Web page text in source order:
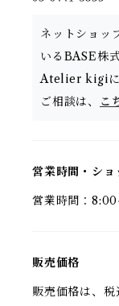
ネットショッ
いるBASE株
Atelier kigiに
ご相談は、
こ
営業時間・シ
営業時間：
販売価格
販売価格は、税